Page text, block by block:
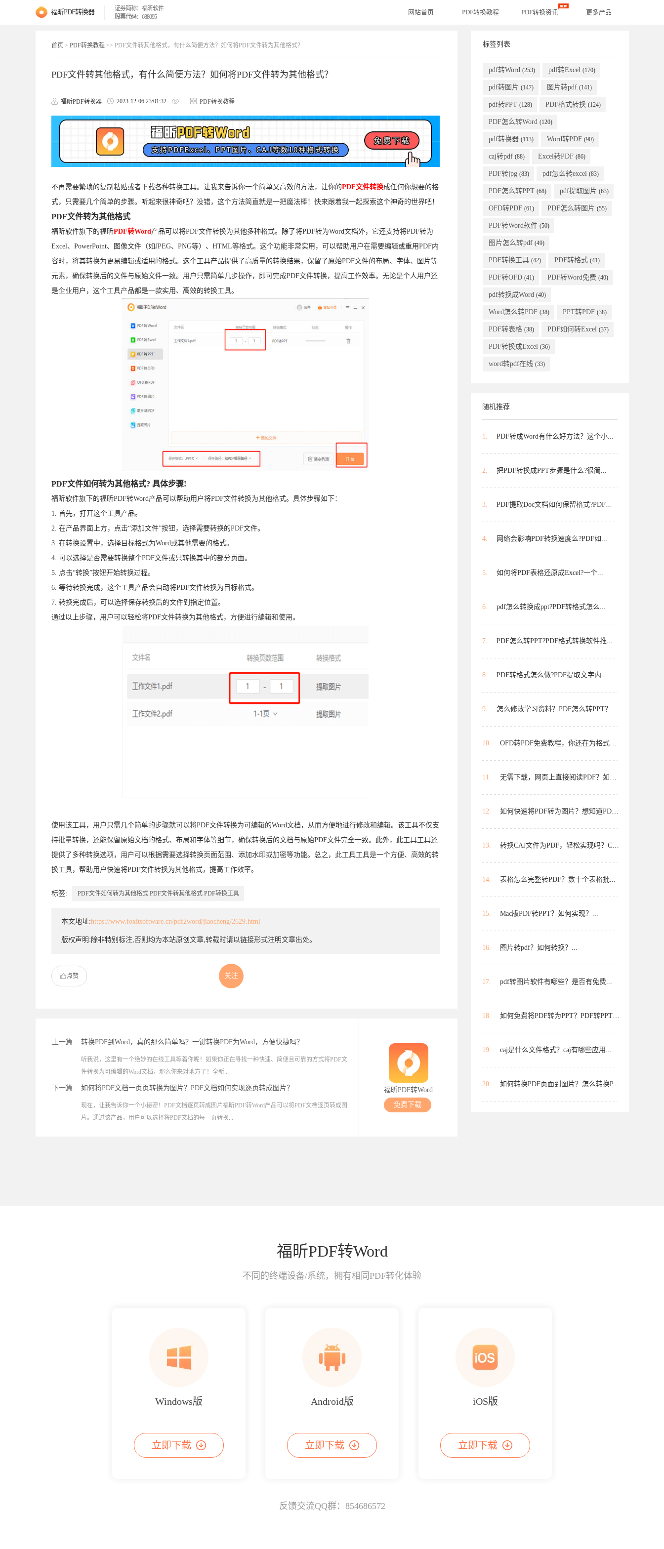
福昕PDF转换器
证券简称：福昕软件
股票代码：688095
网站首页 PDF转换教程 PDF转换资讯 更多产品
首页 > PDF转换教程 >> PDF文件转其他格式，有什么简便方法？如何将PDF文件转为其他格式？
PDF文件转其他格式，有什么简便方法？如何将PDF文件转为其他格式？
福昕PDF转换器 2023-12-06 23:01:32 PDF转换教程
不再需要繁琐的复制粘贴或者下载各种转换工具。让我来告诉你一个简单又高效的方法，让你的PDF文件转换成任何你想要的格
式，只需要几个简单的步骤。听起来很神奇吧？没错，这个方法简直就是一把魔法棒！快来跟着我一起探索这个神奇的世界吧！
PDF文件转为其他格式
福昕软件旗下的福昕PDF转Word产品可以将PDF文件转换为其他多种格式。除了将PDF转为Word文档外，它还支持将PDF转为
Excel、PowerPoint、图像文件（如JPEG、PNG等）、HTML等格式。这个功能非常实用，可以帮助用户在需要编辑或重用PDF内
容时，将其转换为更易编辑或适用的格式。这个工具产品提供了高质量的转换结果，保留了原始PDF文件的布局、字体、图片等
元素，确保转换后的文件与原始文件一致。用户只需简单几步操作，即可完成PDF文件转换，提高工作效率。无论是个人用户还
是企业用户，这个工具产品都是一款实用、高效的转换工具。
PDF文件如何转为其他格式? 具体步骤!
福昕软件旗下的福昕PDF转Word产品可以帮助用户将PDF文件转换为其他格式。具体步骤如下：
1. 首先，打开这个工具产品。
2. 在产品界面上方，点击“添加文件”按钮，选择需要转换的PDF文件。
3. 在转换设置中，选择目标格式为Word或其他需要的格式。
4. 可以选择是否需要转换整个PDF文件或只转换其中的部分页面。
5. 点击“转换”按钮开始转换过程。
6. 等待转换完成，这个工具产品会自动将PDF文件转换为目标格式。
7. 转换完成后，可以选择保存转换后的文件到指定位置。
通过以上步骤，用户可以轻松将PDF文件转换为其他格式，方便进行编辑和使用。
使用该工具，用户只需几个简单的步骤就可以将PDF文件转换为可编辑的Word文档，从而方便地进行修改和编辑。该工具不仅支
持批量转换，还能保留原始文档的格式、布局和字体等细节，确保转换后的文档与原始PDF文件完全一致。此外，此工具工具还
提供了多种转换选项，用户可以根据需要选择转换页面范围、添加水印或加密等功能。总之，此工具工具是一个方便、高效的转
换工具，帮助用户快速将PDF文件转换为其他格式，提高工作效率。
标签: PDF文件如何转为其他格式 PDF文件转其他格式 PDF转换工具
本文地址:https://www.foxitsoftware.cn/pdf2word/jiaocheng/2629.html
版权声明:除非特别标注,否则均为本站原创文章,转载时请以链接形式注明文章出处。
点赞 关注
上一篇: 转换PDF到Word，真的那么简单吗？一键转换PDF为Word，方便快捷吗？
听我说，这里有一个绝妙的在线工具等着你呢！如果你正在寻找一种快速、简便且可靠的方式将PDF文
件转换为可编辑的Word文档，那么你来对地方了！全新...
下一篇: 如何将PDF文档一页页转换为图片？PDF文档如何实现逐页转成图片？
现在，让我告诉你一个小秘密！PDF文档逐页转成图片福昕PDF转Word产品可以将PDF文档逐页转成图
片。通过该产品，用户可以选择将PDF文档的每一页转换...
福昕PDF转Word
免费下载
标签列表
pdf转Word (253) pdf转Excel (170)
pdf转图片 (147) 图片转pdf (141)
pdf转PPT (128) PDF格式转换 (124)
PDF怎么转Word (120)
pdf转换器 (113) Word转PDF (90)
caj转pdf (88) Excel转PDF (86)
PDF转jpg (83) pdf怎么转excel (83)
PDF怎么转PPT (68) pdf提取图片 (63)
OFD转PDF (61) PDF怎么转图片 (55)
PDF转Word软件 (50)
图片怎么转pdf (49)
PDF转换工具 (42) PDF转格式 (41)
PDF转OFD (41) PDF转Word免费 (40)
pdf转换成Word (40)
Word怎么转PDF (38) PPT转PDF (38)
PDF转表格 (38) PDF如何转Excel (37)
PDF转换成Excel (36)
word转pdf在线 (33)
随机推荐
1. PDF转成Word有什么好方法？这个小...
2. 把PDF转换成PPT步骤是什么?很简...
3. PDF提取Doc文档如何保留格式?PDF...
4. 网络会影响PDF转换速度么?PDF如...
5. 如何将PDF表格还原成Excel?一个...
6. pdf怎么转换成ppt?PDF转格式怎么...
7. PDF怎么转PPT?PDF格式转换软件推...
8. PDF转格式怎么做?PDF提取文字内...
9. 怎么修改学习资料？PDF怎么转PPT？...
10. OFD转PDF免费教程，你还在为格式转...
11. 无需下载，网页上直接阅读PDF？如何...
12. 如何快速将PDF转为图片？想知道PDF...
13. 转换CAJ文件为PDF，轻松实现吗？CAJ...
14. 表格怎么完整转PDF？数十个表格批...
15. Mac版PDF转PPT？如何实现？...
16. 图片转pdf？如何转换？...
17. pdf转图片软件有哪些？是否有免费...
18. 如何免费将PDF转为PPT？PDF转PPT是...
19. caj是什么文件格式？caj有哪些应用...
20. 如何转换PDF页面到图片？怎么转换P...
福昕PDF转Word
不同的终端设备/系统，拥有相同PDF转化体验
Windows版
立即下载
Android版
立即下载
iOS版
立即下载
反馈交流QQ群：854686572